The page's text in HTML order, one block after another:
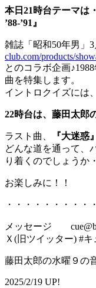
本日21時台テーマは
’88-’91』
雑誌「昭和50年男」
club.com/products/
とのコラボ企画
曲を特集します。
イントロクイズには
22時台は、藤田太郎
ラスト曲、 『大迷惑』
どんな道を通って、
り着くのでしょうか
お楽しみに！！
・・・・・・・・・
メッセージ
Ｘ(旧ツイッター) #
藤田太郎の水曜９の
2025/2/19 UP!